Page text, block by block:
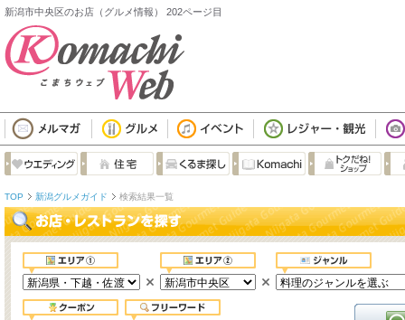
新潟市中央区のお店（グルメ情報） 202ページ目
TOP 新潟グルメガイド 検索結果一覧